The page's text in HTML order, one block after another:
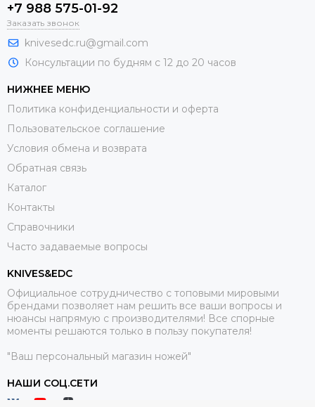
+7 988 575-01-92
Заказать звонок
knivesedc.ru@gmail.com
Консультации по будням с 12 до 20 часов
НИЖНЕЕ МЕНЮ
Политика конфиденциальности и оферта
Пользовательское соглашение
Условия обмена и возврата
Обратная связь
Каталог
Контакты
Справочники
Часто задаваемые вопросы
KNIVES&EDC
Официальное сотрудничество с топовыми мировыми
брендами позволяет нам решить все ваши вопросы и
нюансы напрямую с производителями! Все спорные
моменты решаются только в пользу покупателя!
"Ваш персональный магазин ножей"
НАШИ СОЦ.СЕТИ